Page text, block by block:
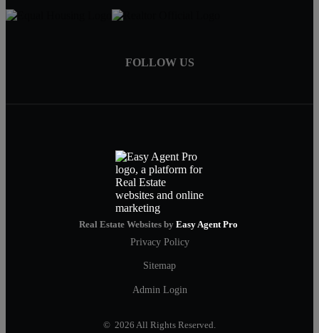
FOLLOW US
Real Estate Websites by Easy Agent Pro
Privacy Policy
Sitemap
Admin Login
© 2026 All Rights Reserved.